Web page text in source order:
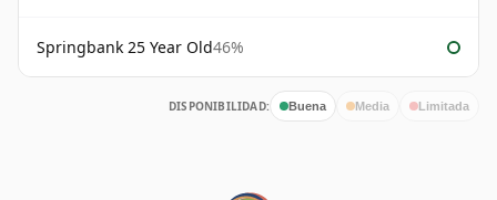
Springbank 25 Year Old46%
DISPONIBILIDAD: Buena Media Limitada